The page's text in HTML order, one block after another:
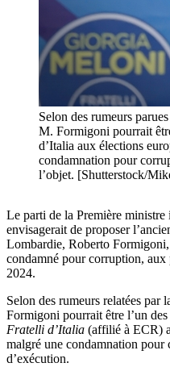
Selon des rumeurs
M. Formigoni pourrait
d’Italia aux élections
condamnation pour
l’objet. [Shutterstock/
Le parti de la Première
envisagerait de proposer
Lombardie, Roberto
condamné pour corruption, aux
2024.
Selon des rumeurs relatées par
Formigoni pourrait être l’un
Fratelli d’Italia (affilié à ECR)
malgré une condamnation
d’exécution.